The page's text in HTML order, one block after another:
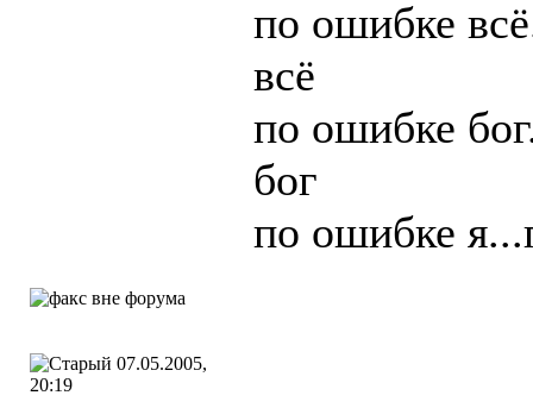
по ошибке
всё
по ошибке
бог
по ошибке
07.05.2005,
20:19